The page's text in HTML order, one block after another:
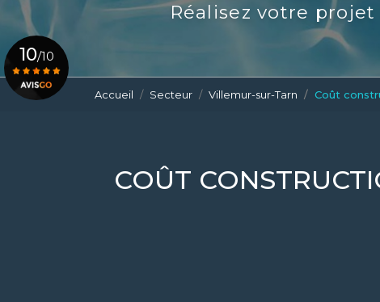
Le contrat
Réalisez votre
10/10
Accueil Secteur Villemur-sur-Tarn Coût
COÛT